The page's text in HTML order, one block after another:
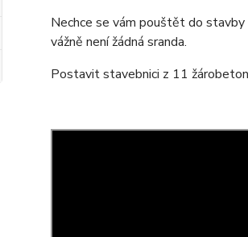
Nechce se vám pouštět do
vážně není žádná sranda.
Postavit stavebnici z 11